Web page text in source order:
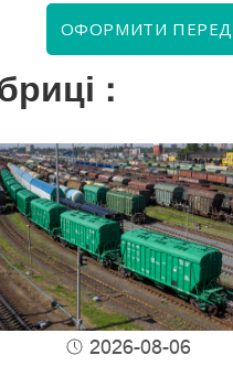
ОФОРМИТИ
:
2026-08-06